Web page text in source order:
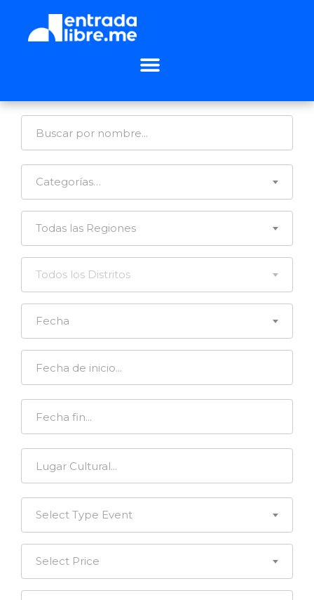
Categorías…
Todas las Regiones
Todos los Distritos
Fecha
Select Type Event
Select Price